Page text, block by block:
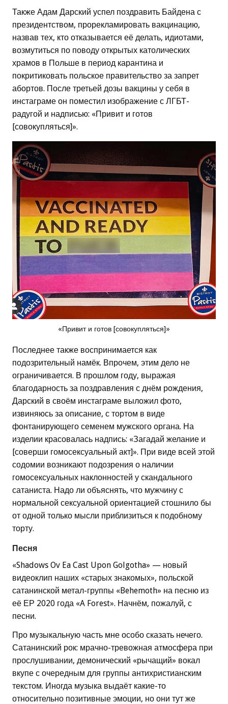
Также Адам Дарский успел поздравить Байдена с
президентством, прорекламировать вакцинацию,
назвав тех, кто отказывается её делать, идиотами,
возмутиться по поводу открытых католических
храмов в Польше в период карантина и
покритиковать польское правительство за запрет
абортов. После третьей дозы вакцины у себя в
инстаграме он поместил изображение с ЛГБТ-
радугой и надписью: «Привит и готов
[совокупляться]».
«Привит и готов [совокупляться]»
Последнее также воспринимается как
подозрительный намёк. Впрочем, этим дело не
ограничивается. В прошлом году, выражая
благодарность за поздравления с днём рождения,
Дарский в своём инстаграме выложил фото,
извиняюсь за описание, с тортом в виде
фонтанирующего семенем мужского органа. На
изделии красовалась надпись: «Загадай желание и
[соверши гомосексуальный акт]». При виде всей этой
содомии возникают подозрения о наличии
гомосексуальных наклонностей у скандального
сатаниста. Надо ли объяснять, что мужчину с
нормальной сексуальной ориентацией стошнило бы
от одной только мысли приблизиться к подобному
торту.
Песня
«Shadows Ov Ea Cast Upon Golgotha» — новый
видеоклип наших «старых знакомых», польской
сатанинской метал-группы «Behemoth» на песню из
её ЕР 2020 года «A Forest». Начнём, пожалуй, с
песни.
Про музыкальную часть мне особо сказать нечего.
Сатанинский рок: мрачно-тревожная атмосфера при
прослушивании, демонический «рычащий» вокал
вкупе с очередным для группы антихристианским
текстом. Иногда музыка выдаёт какие-то
относительно позитивные эмоции, но они тут же